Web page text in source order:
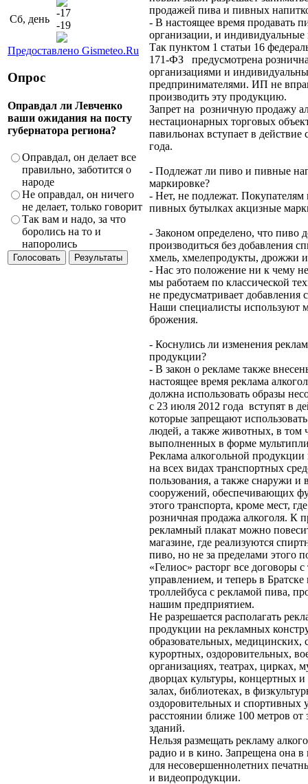
Сб, день
-17
-19
Предоставлено Gismeteo.Ru
Опрос
Оправдал ли Левченко
ваши ожидания на посту
губернатора региона?
Оправдал, он делает все
правильно, заботится о
народе
Не оправдал, он ничего
не делает, только говорит
Так вам и надо, за что
боролись на то и
напоролись
продажей пива и пивных
- В настоящее время продавать
организации, и
Так пунктом 1 статьи 16
171-ФЗ предусмотрена
организациями и
предпринимателями. ИП не
производить эту продукцию.
Запрет на розничную продажу
нестационарных торговых
павильонах вступает в действие
года.
- Подлежат ли пиво и пивные
маркировке?
- Нет, не подлежат. Покупателям
пивных бутылках акцизные
- Законом определено, что пиво
производиться без добавления
хмель, хмелепродукты, дрожжи
- Нас это положение ни к чему не
мы работаем по классической
не предусматривает добавления
Наши специалисты используют
брожения.
- Коснулись ли изменения
продукции?
- В закон о рекламе также
настоящее время реклама
должна использовать образы
с 23 июля 2012 года вступят в
которые запрещают
людей, а также животных, в том
выполненных в форме
Реклама алкогольной продукции
на всех видах транспортных
пользования, а также снаружи и
сооружений, обеспечивающих
этого транспорта, кроме мест,
розничная продажа алкоголя. К
рекламный плакат можно
магазине, где реализуются
пиво, но не за пределами этого
«Гелиос» расторг все договоры
управлением, и теперь в
троллейбуса с рекламой пива,
нашим предприятием.
Не разрешается располагать
продукции на рекламных
образовательных, медицинских,
курортных, оздоровительных,
организациях, театрах, цирках,
дворцах культуры, концертных
залах, библиотеках, в
оздоровительных и спортивных
расстоянии ближе 100 метров
зданий.
Нельзя размещать рекламу
радио и в кино. Запрещена она в
для несовершеннолетних
и видеопродукции.